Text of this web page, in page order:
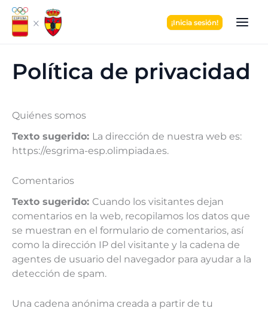
contenido
¡Inicia sesión!
Política de privacidad
Quiénes somos
Texto sugerido: La dirección de nuestra web es:
https://esgrima-esp.olimpiada.es.
Comentarios
Texto sugerido: Cuando los visitantes dejan
comentarios en la web, recopilamos los datos que
se muestran en el formulario de comentarios, así
como la dirección IP del visitante y la cadena de
agentes de usuario del navegador para ayudar a la
detección de spam.
Una cadena anónima creada a partir de tu